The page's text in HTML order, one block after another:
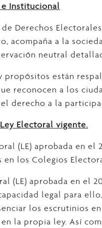
e Institucional
Derechos Electorales
acompaña a la
neutral
propósitos están
reconocen a los
derecho a la
Electoral vigente.
(LE) aprobada en
en los Colegios
(LE) aprobada en el
legal para
los escrutinios
la propia ley. Así